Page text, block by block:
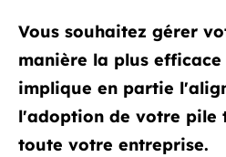
Vous souhaitez gérer
manière la plus efficace
implique en partie
l'adoption de votre pile
toute votre entreprise.